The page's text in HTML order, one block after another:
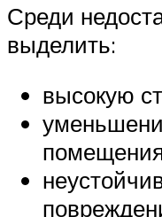
Среди
выделить:
высокую